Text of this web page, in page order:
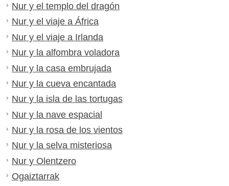
Nur y el templo del dragón
Nur y el viaje a África
Nur y el viaje a Irlanda
Nur y la alfombra voladora
Nur y la casa embrujada
Nur y la cueva encantada
Nur y la isla de las tortugas
Nur y la nave espacial
Nur y la rosa de los vientos
Nur y la selva misteriosa
Nur y Olentzero
Ogaiztarrak